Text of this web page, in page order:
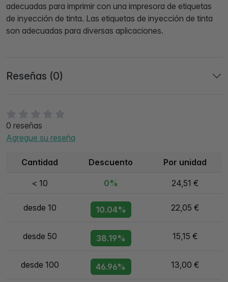
0 reseñas
Agregue su reseña
Cantidad Descuento Por unidad
< 10 0% 24,51 €
desde 10 10.04% 22,05 €
desde 50 38.19% 15,15 €
desde 100 46.96% 13,00 €
adecuadas para imprimir con una impresora de etiquetas
de inyección de tinta. Las etiquetas de inyección de tinta
son adecuadas para diversas aplicaciones.
Reseñas (0)